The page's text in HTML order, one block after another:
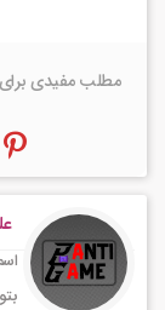
مطلب مفیدی برای